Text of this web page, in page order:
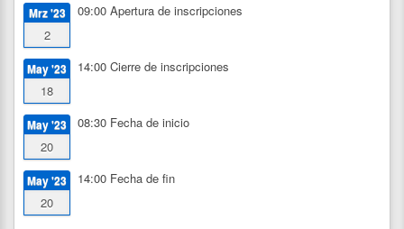
Mrz '23
2
09:00 Apertura de inscripciones
May '23
18
14:00 Cierre de inscripciones
May '23
20
08:30 Fecha de inicio
May '23
20
14:00 Fecha de fin